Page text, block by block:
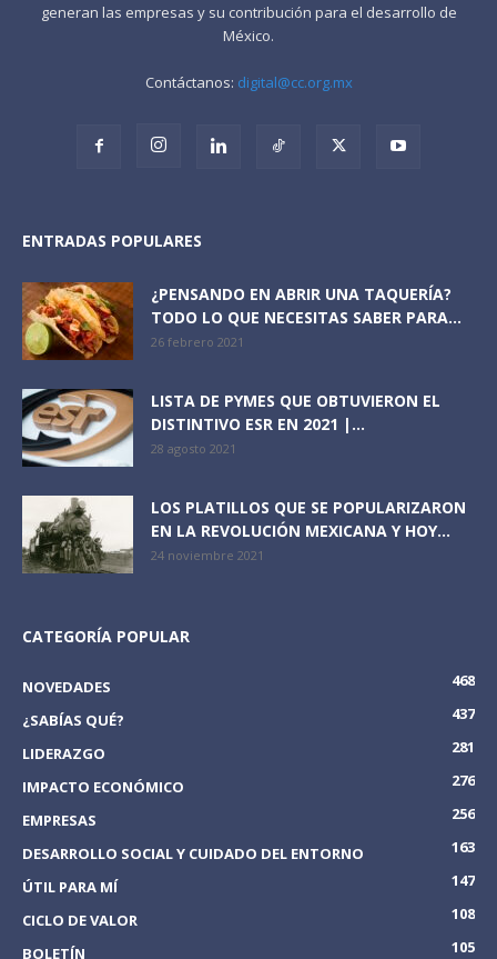
generan las empresas y su contribución para el desarrollo de
México.
Contáctanos: digital@cc.org.mx
ENTRADAS POPULARES
¿PENSANDO EN ABRIR UNA TAQUERÍA?
TODO LO QUE NECESITAS SABER PARA...
26 febrero 2021
LISTA DE PYMES QUE OBTUVIERON EL
DISTINTIVO ESR EN 2021 |...
28 agosto 2021
LOS PLATILLOS QUE SE POPULARIZARON
EN LA REVOLUCIÓN MEXICANA Y HOY...
24 noviembre 2021
CATEGORÍA POPULAR
NOVEDADES
468
¿SABÍAS QUÉ?
437
LIDERAZGO
281
IMPACTO ECONÓMICO
276
EMPRESAS
256
DESARROLLO SOCIAL Y CUIDADO DEL ENTORNO
163
ÚTIL PARA MÍ
147
CICLO DE VALOR
108
BOLETÍN
105